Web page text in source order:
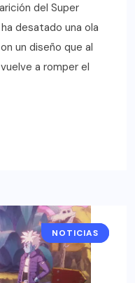
del Super
desatado una ola
un diseño que al
a romper el
ANIME
NOTICIAS